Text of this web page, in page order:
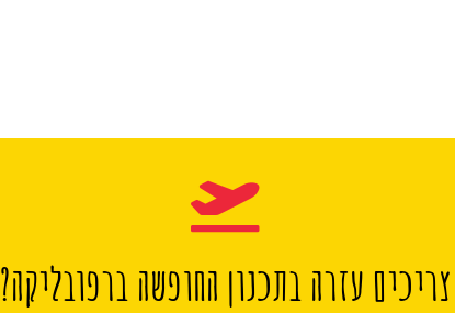
צריכים עזרה בתכנון החופשה ברפובליקה?